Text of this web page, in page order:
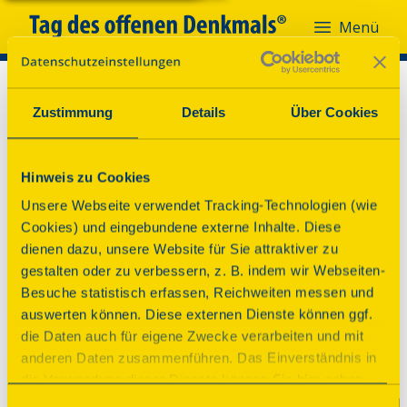
Zustimmung Details Über Cookies
Hinweis zu Cookies
Unsere Webseite verwendet Tracking-Technologien (wie
Cookies) und eingebundene externe Inhalte. Diese
dienen dazu, unsere Website für Sie attraktiver zu
gestalten oder zu verbessern, z. B. indem wir Webseiten-
Besuche statistisch erfassen, Reichweiten messen und
auswerten können. Diese externen Dienste können ggf.
die Daten auch für eigene Zwecke verarbeiten und mit
anderen Daten zusammenführen. Das Einverständnis in
die Verwendung dieser Dienste können Sie hier geben.
Menü
Oh nein!